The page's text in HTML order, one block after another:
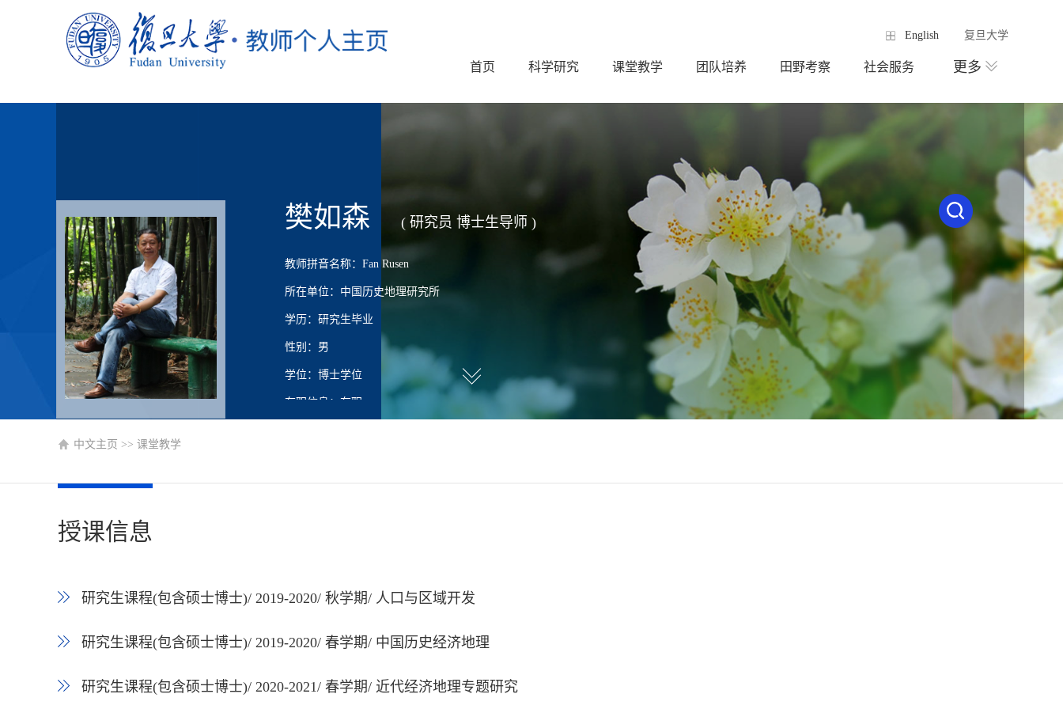
English 复旦大学
首页 科学研究 课堂教学 团队培养 田野考察 社会服务 更多
樊如森 ( 研究员 博士生导师 )
教师拼音名称：Fan Rusen
所在单位：中国历史地理研究所
学历：研究生毕业
性别：男
学位：博士学位
在职信息：在职
中文主页 >> 课堂教学
授课信息
研究生课程(包含硕士博士)/ 2019-2020/ 秋学期/ 人口与区域开发
研究生课程(包含硕士博士)/ 2019-2020/ 春学期/ 中国历史经济地理
研究生课程(包含硕士博士)/ 2020-2021/ 春学期/ 近代经济地理专题研究